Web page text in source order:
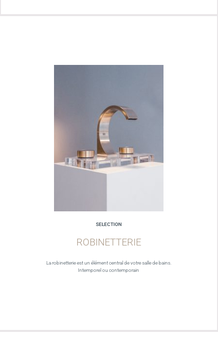
SELECTION
ROBINETTERIE
La robinetterie est un élément central de votre salle de bains.
Intemporel ou contemporain